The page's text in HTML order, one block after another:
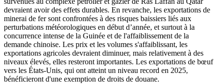
devraient avoir des effets durables. En revanche, les exportations de
minerai de fer sont confrontées à des risques baissiers liés aux
perturbations météorologiques en début d’année, et surtout à la
concurrence intense de la Guinée et de l'affaiblissement de la
demande chinoise. Les prix et les volumes s'affaiblissant, les
exportations agricoles devraient diminuer, mais relativement à des
niveaux élevés, elles resteront importantes. Les exportations de bœuf
vers les États-Unis, qui ont atteint un niveau record en 2025,
bénéficieront d'une exemption de droits de douane.